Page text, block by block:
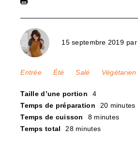
15 septembre 2019
Entrée Été Salé Végétarien
Taille d’une portion
4
Temps de préparation
20 minutes
Temps de cuisson
8 minutes
Temps total
28 minutes